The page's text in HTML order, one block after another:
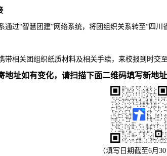
通过“智慧团建”网络系统，将团组织关系转至“四
带相关团组织纸质材料及相关手续，来校报到时交
地址如有变化，请扫描下面二维码填写新地址
（填写日期截至6月30